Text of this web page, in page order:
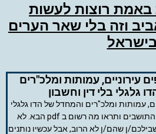
רוצות לעשות
וזה בלי שאר הערים
עירוניים, עמותות ומלכ"רים
גלגלי בלי דין וחשבון
עמותות ומלכ"רים והמחדל של הדו גלגלי
בלי דין וחשבון עשו יד 1 נגד התושבים ותראו מה רשום ב pdf הבא. לא
ן שהם/ן לא הרוב, אבל עכשיו נותנים